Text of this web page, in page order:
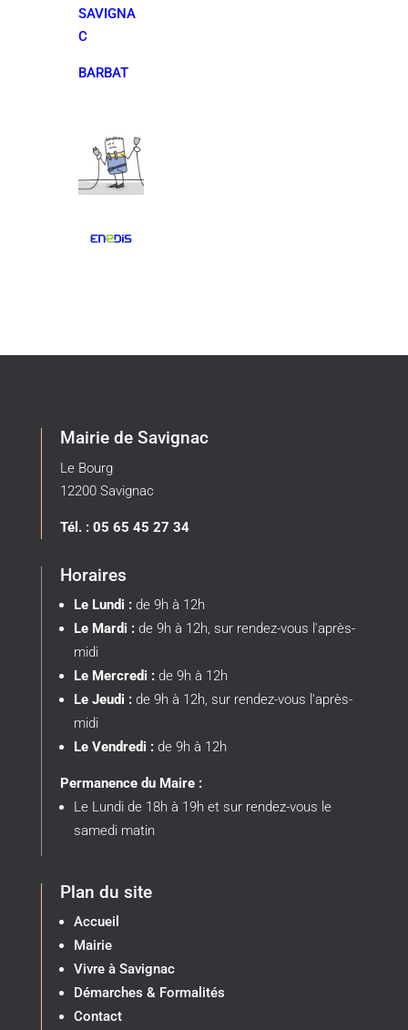
SAVIGNA
C
BARBAT
Mairie de Savignac
Le Bourg
12200 Savignac
Tél. : 05 65 45 27 34
Horaires
Le Lundi :de 9h à 12h
Le Mardi :de 9h à 12h, sur rendez-vous l'après-
midi
Le Mercredi :de 9h à 12h
Le Jeudi :de 9h à 12h, sur rendez-vous l'après-
midi
Le Vendredi :de 9h à 12h
Permanence du Maire :
Le Lundi de 18h à 19h et sur rendez-vous le
samedi matin
Plan du site
Accueil
Mairie
Vivre à Savignac
Démarches & Formalités
Contact